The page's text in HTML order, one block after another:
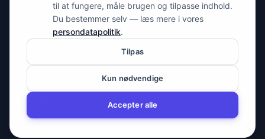
info@spyman.dk
Peter Bangs Vej 153, 2000 Frederiksberg
© 2026 cctvengros.dk — En del af Spyman.dk. Alle rettigheder
CVR: 30605675
til at fungere, måle brugen og tilpasse indhold.
Du bestemmer selv — læs mere i vores
persondatapolitik.
Tilpas
Kun nødvendige
Accepter alle